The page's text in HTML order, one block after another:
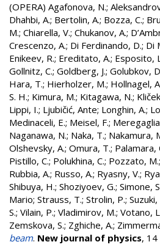
(OPERA) Agafonova, N.;
Dhahbi, A.; Bertolin, A.; Bozza, C.;
M.; Chiarella, V.; Chukanov, A.;
Crescenzo, A.; Di Ferdinando, D.; Di
Enikeev, R.; Ereditato, A.; Esposito,
Gollnitz, C.; Goldberg, J.; Golubkov,
Hara, T.; Hierholzer, M.; Hollnagel,
S. H.; Kimura, M.; Kitagawa, N.;
Lippi, I.; Ljubičić, Ante; Longhin, A.;
Medinaceli, E.; Meisel, F.;
Naganawa, N.; Naka, T.; Nakamura,
Olshevsky, A.; Omura, T.; Palamara,
Pistillo, C.; Polukhina, C.; Pozzato, M.;
Rubbia, A.; Russo, A.; Ryasny, V.;
Shibuya, H.; Shoziyoev, G.; Simone,
Mario; Strauss, T.; Strolin, P.; Suzuki,
S.; Vilain, P.; Vladimirov, M.; Votano,
Zemskova, S.; Zghiche, A.;
beam. New journal of physics,